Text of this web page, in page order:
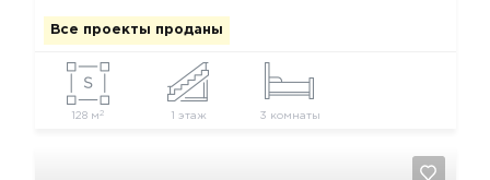
Все проекты проданы
128 м 2 1 этаж 3 комнаты